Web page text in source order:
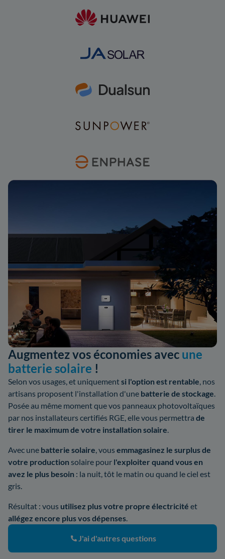
Augmentez vos économies avec une
batterie solaire !
Selon vos usages, et uniquementsi l'option est rentable, nos
artisans proposent l'installation d'une batterie de stockage.
Posée au même moment que vos panneaux photovoltaïques
par nos installateurs certifiés RGE, elle vous permettra de
tirer le maximum de votre installation solaire.
Avec une batterie solaire, vous emmagasinez le surplus de
votre production solaire pour l'exploiter quand vous en
avez le plus besoin : la nuit, tôt le matin ou quand le ciel est
gris.
Résultat : vous utilisez plus votre propre électricité et
allégez encore plus vos dépenses.
J'ai d'autres questions